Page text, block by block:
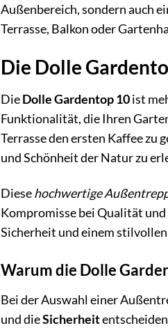
Außenbereich, sondern auch
Terrasse, Balkon oder
Die Dolle
DieDolle Gardentop 10ist
Funktionalität, die Ihren
Terrasse den ersten Kaffee zu
und Schönheit der Natur zu
Diesehochwertige
Kompromisse bei Qualität
Sicherheit und einem
Warum die Dolle
Bei der Auswahl einer
und dieSicherheit